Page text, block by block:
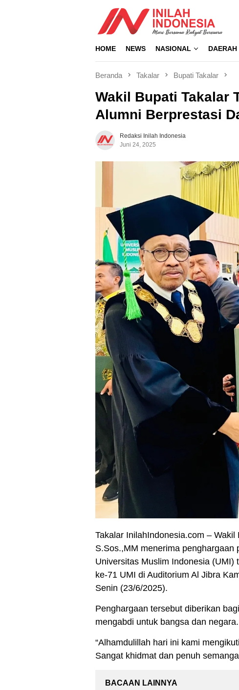
HOME NEWS NASIONAL DAERAH
Beranda Takalar Bupati Takalar
Wakil Bupati Takalar
Alumni Berprestasi
Redaksi Inilah Indonesia
Juni 24, 2025
Takalar InilahIndonesia.com –
S.Sos.,MM menerima
Universitas Muslim Indonesia (UMI)
ke-71 UMI di Auditorium Al Jibra
Senin (23/6/2025).
Penghargaan tersebut diberikan
mengabdi untuk bangsa dan negara.
“Alhamdulillah hari ini kami
Sangat khidmat dan penuh
BACAAN LAINNYA